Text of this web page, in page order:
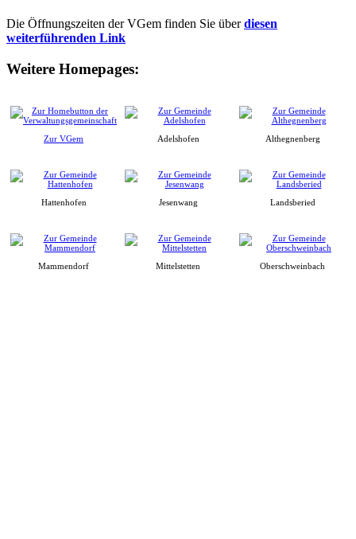
Die Öffnungszeiten der VGem finden Sie überdiesen
weiterführenden Link
Weitere Homepages:
Zur VGem Adelshofen Althegnenberg
Hattenhofen Jesenwang Landsberied
Mammendorf Mittelstetten Oberschweinbach